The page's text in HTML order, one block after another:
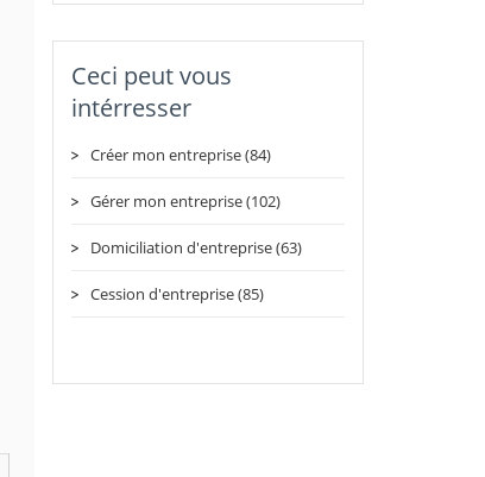
Ceci peut vous
intérresser
Créer mon entreprise (84)
Gérer mon entreprise (102)
Domiciliation d'entreprise (63)
Cession d'entreprise (85)